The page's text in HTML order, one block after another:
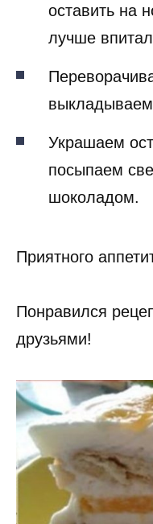
оставить на
лучше
выкладываем
Украшаем
посыпаем
шоколадом.
Приятного
Понравился
друзьями!